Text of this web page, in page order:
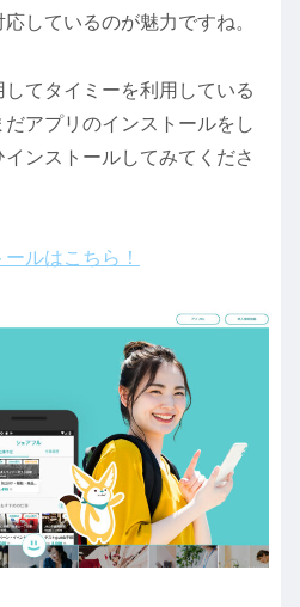
しているのが魅力ですね。
てタイミーを利用している
アプリのインストールをし
ンストールしてみてくださ
ルはこちら！